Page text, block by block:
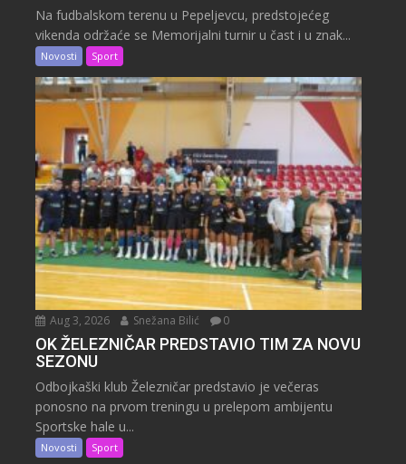
Na fudbalskom terenu u Pepeljevcu, predstojećeg
vikenda održaće se Memorijalni turnir u čast i u znak...
Novosti Sport
Aug 3, 2026 Snežana Bilić 0
OK ŽELEZNIČAR PREDSTAVIO TIM ZA NOVU
SEZONU
Odbojkaški klub Železničar predstavio je večeras
ponosno na prvom treningu u prelepom ambijentu
Sportske hale u...
Novosti Sport